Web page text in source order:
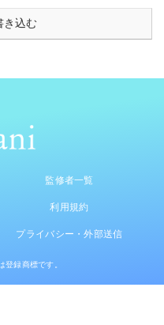
き込む
監修者一覧
利用規約
プライバシー・外部送信
録商標です。